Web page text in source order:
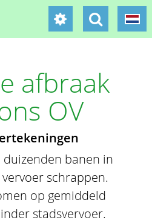
afbraak
OV
duizenden banen in
schrappen.
op gemiddeld
stadsvervoer.